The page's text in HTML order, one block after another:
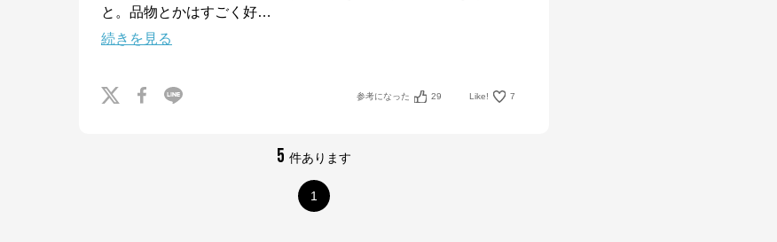
と。品物とかはすごく好…
続きを見る
参考になった 29 Like! 7
5 件あります
1
公式ECサイト
からのコメント
N.O.R.C (ノーク)、JUNKO SHIMADA (ジュンコシマダ) 、ATSURO TAYAMA